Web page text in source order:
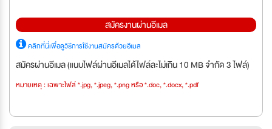
สมัครงานผ่านอีเมล
คลิกที่นี่เพื่อดูวิธีการใช้งานสมัครด้วยอีเมล
สมัครผ่านอีเมล (แนบไฟล์ผ่านอีเมลได้ไฟล์ละไม่เกิน 10 MB จำกัด 3 ไฟล์)
หมายเหตุ : เฉพาะไฟล์ *.jpg, *.jpeg, *.png หรือ *.doc, *.docx, *.pdf